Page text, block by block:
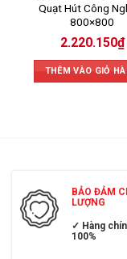
Quạt Hút Công
800×800
2.220.150₫
THÊM VÀO GIỎ
BẢO ĐẢM
LƯỢNG
✓ Hàng
100%